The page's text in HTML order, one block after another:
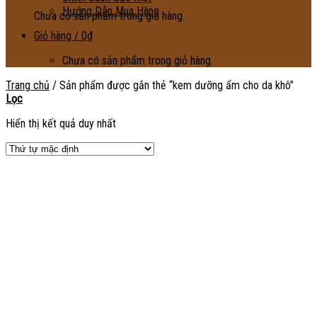
Chưa có sản phẩm trong giỏ hàng.
Hướng Dẫn Mua Hàng
Giỏ hàng / 0₫
Chưa có sản phẩm trong giỏ hàng.
Trang chủ / Sản phẩm được gắn thẻ “kem dưỡng ẩm cho da khô”
Lọc
Hiển thị kết quả duy nhất